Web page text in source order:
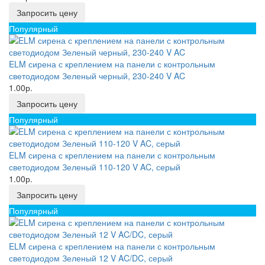
Запросить цену
Популярный
ELM сирена с креплением на панели с контрольным
светодиодом Зеленый черный, 230-240 V AC
1.00р.
Запросить цену
Популярный
ELM сирена с креплением на панели с контрольным
светодиодом Зеленый 110-120 V AC, серый
1.00р.
Запросить цену
Популярный
ELM сирена с креплением на панели с контрольным
светодиодом Зеленый 12 V AC/DC, серый